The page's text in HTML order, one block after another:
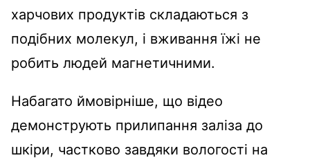
харчових продуктів складаються з
подібних молекул, і вживання їжі не
робить людей магнетичними.
Набагато ймовірніше, що відео
демонструють прилипання заліза до
шкіри, частково завдяки вологості на